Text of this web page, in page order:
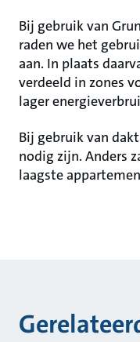
Bij gebruik van
raden we het
aan. In plaats
verdeeld in zones
lager
Bij gebruik van
nodig zijn. Anders
laagste